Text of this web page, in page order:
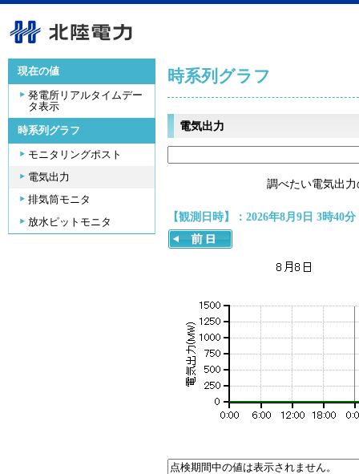
現在の値
発電所リアルタイムデー
タ表示
時系列グラフ
モニタリングポスト
電気出力
排気筒モニタ
放水ピットモニタ
時系列グラフ
電気出力
調べたい電気出
【観測日時】：2026年8月9日 3時40分